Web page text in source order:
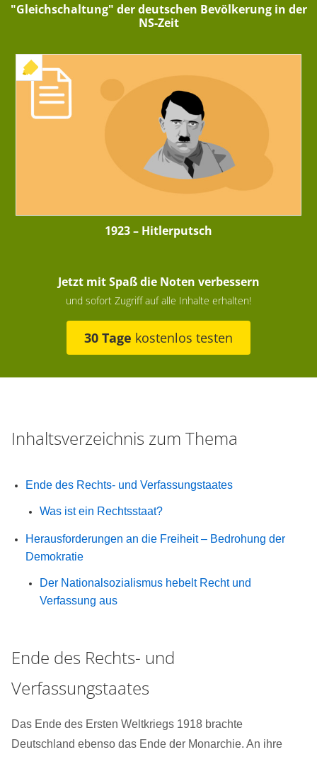
"Gleichschaltung" der deutschen Bevölkerung in der
NS-Zeit
+ INTERAKTIVE ÜBUNG
1923 – Hitlerputsch
Jetzt mit Spaß die Noten verbessern
und sofort Zugriff auf alle Inhalte erhalten!
30 Tage kostenlos testen
Inhaltsverzeichnis zum Thema
Ende des Rechts- und Verfassungstaates
Was ist ein Rechtsstaat?
Herausforderungen an die Freiheit – Bedrohung der
Demokratie
Der Nationalsozialismus hebelt Recht und
Verfassung aus
Ende des Rechts- und
Verfassungstaates
Das Ende des Ersten Weltkriegs 1918 brachte
Deutschland ebenso das Ende der Monarchie. An ihre